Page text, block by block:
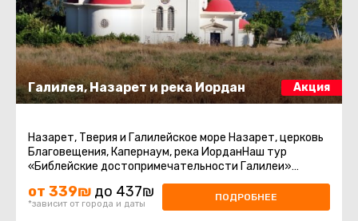
Галилея, Назарет и река Иордан Акция
Назарет, Тверия и Галилейское море Назарет, церковь
Благовещения, Капернаум, река ИорданНаш тур
«Библейские достопримечательности Галилеи»
предлагает уникальную ...
от 339₪ до 437₪
*зависит от города и даты
ПОДРОБНЕЕ